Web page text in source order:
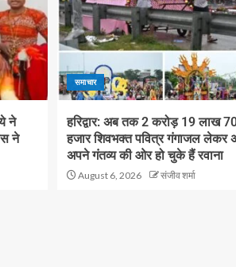
ने
ने
समाचार
हरिद्वार: अब तक 2 करोड़ 19 लाख
हजार शिवभक्त पवित्र गंगाजल लेकर
अपने गंतव्य की ओर हो चुके हैं रवाना
August 6, 2026 संजीव शर्मा